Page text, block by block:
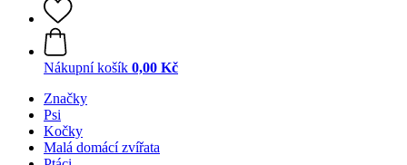
Nákupní košík 0,00 Kč
Značky
Psi
Kočky
Malá domácí zvířata